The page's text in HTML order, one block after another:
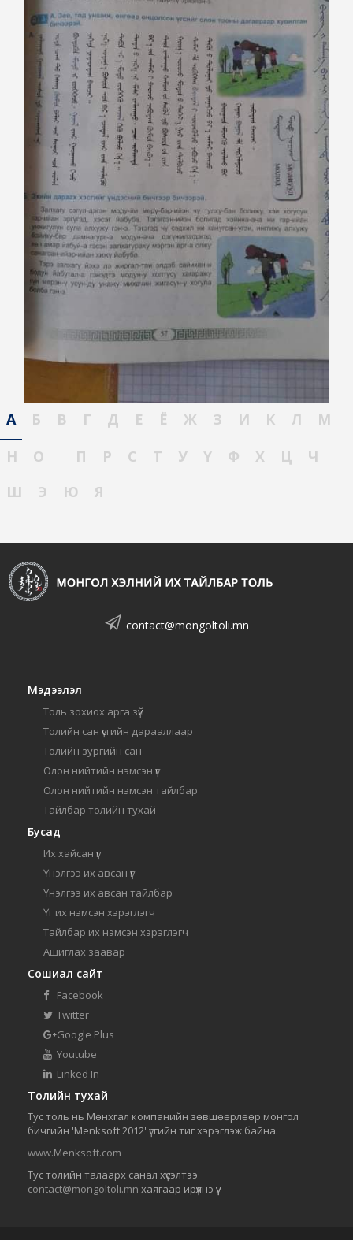
А Б В Г Д Е Ё Ж З И К Л
М
Н
О П Р С Т У Ү Ф Х Ц
Ч
Ш
Э Ю Я
contact@mongoltoli.mn
Мэдээлэл
Толь зохиох арга зүй
Толийн сан үсгийн дарааллаар
Толийн зургийн сан
Олон нийтийн нэмсэн үг
Олон нийтийн нэмсэн тайлбар
Тайлбар толийн тухай
Бусад
Их хайсан үг
Үнэлгээ их авсан үг
Үнэлгээ их авсан тайлбар
Үг их нэмсэн хэрэглэгч
Тайлбар их нэмсэн хэрэглэгч
Ашиглах заавар
Сошиал сайт
Facebook
Twitter
Google Plus
Youtube
Linked In
Толийн тухай
Тус толь нь Мөнхгал компанийн зөвшөөрлөөр монгол
бичгийн 'Menksoft 2012' үсгийн тиг хэрэглэж байна.
www.Menksoft.com
Тус толийн талаарх санал хүсэлтээ
contact@mongoltoli.mn хаягаар ирүүлнэ үү.